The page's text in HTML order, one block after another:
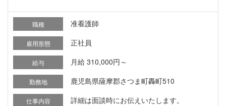
職種 准看護師
雇用形態 正社員
給与 月給 310,000円～
勤務地 鹿児島県薩摩郡さつま町轟町510
仕事内容 詳細は面談時にお伝えいたします。